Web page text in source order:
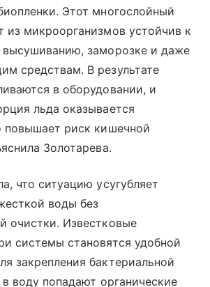
Этот многослойный
из микроорганизмов устойчив к
высушиванию, заморозке и даже
средствам. В результате
в оборудовании, и
льда оказывается
повышает риск кишечной
Золотарева.
что ситуацию усугубляет
воды без
очистки. Известковые
системы становятся удобной
закрепления бактериальной
воду попадают органические